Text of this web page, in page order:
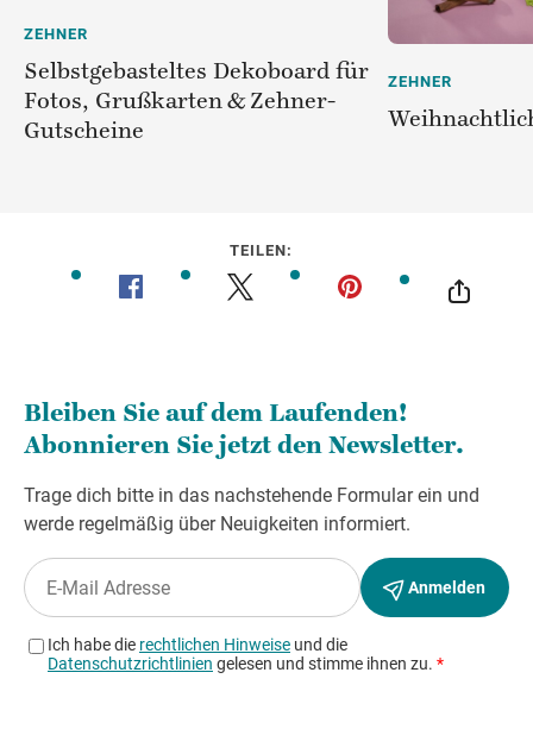
ZEHNER
Selbstgebasteltes Dekoboard für
Fotos, Grußkarten & Zehner-
Gutscheine
ZEHNER
TEILEN: